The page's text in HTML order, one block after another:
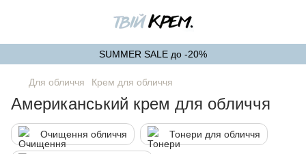
SUMMER SALE до -20%
Для обличчя Крем для обличчя
Американський крем для обличчя
Очищення обличчя Тонери для обличчя